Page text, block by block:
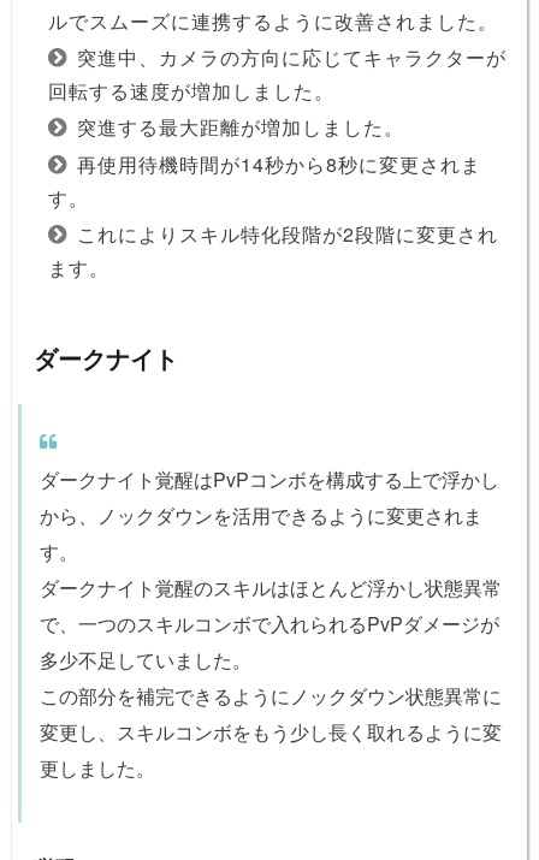
ルでスムーズに連携するように改善されました。
突進中、カメラの方向に応じてキャラクターが
回転する速度が増加しました。
突進する最大距離が増加しました。
再使用待機時間が14秒から8秒に変更されま
す。
これによりスキル特化段階が2段階に変更され
ます。
ダークナイト
ダークナイト覚醒はPvPコンボを構成する上で浮かし
から、ノックダウンを活用できるように変更されま
す。
ダークナイト覚醒のスキルはほとんど浮かし状態異常
で、一つのスキルコンボで入れられるPvPダメージが
多少不足していました。
この部分を補完できるようにノックダウン状態異常に
変更し、スキルコンボをもう少し長く取れるように変
更しました。